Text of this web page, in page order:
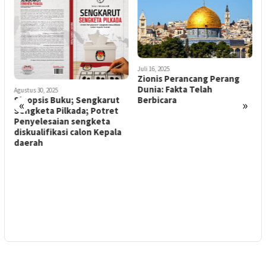
« »
Agustus 30, 2025
Sinopsis Buku; Sengkarut
Sengketa Pilkada; Potret
Penyelesaian sengketa
diskualifikasi calon Kepala
daerah
Juli 16, 2025
Zionis Perancang Perang
Dunia: Fakta Telah
Berbicara